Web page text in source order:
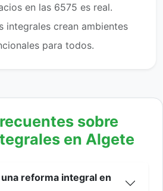
en las 6575 es real.
integrales crean ambientes
para todos.
sobre
en Algete
reforma integral en